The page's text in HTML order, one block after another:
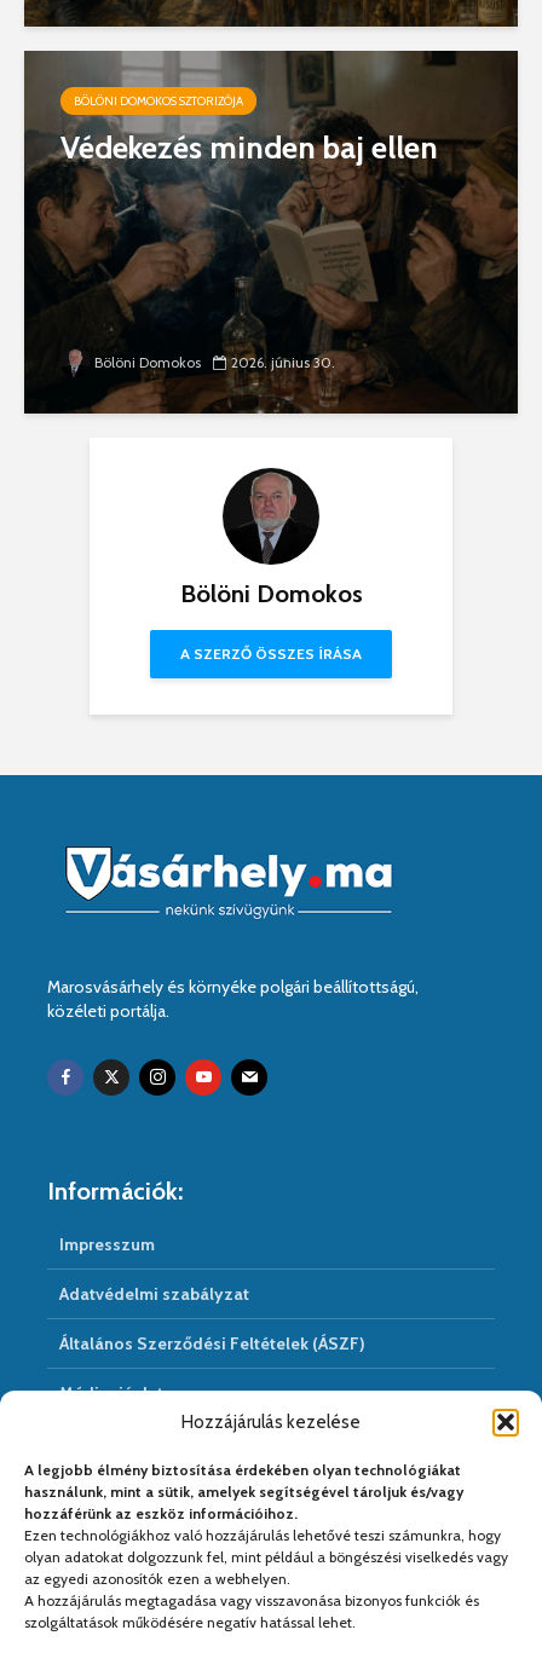
Hozzájárulás kezelése
A legjobb élmény biztosítása érdekében olyan technológiákat
használunk, mint a sütik, amelyek segítségével tároljuk és/vagy
hozzáférünk az eszköz információihoz.
Ezen technológiákhoz való hozzájárulás lehetővé teszi számunkra, hogy
olyan adatokat dolgozzunk fel, mint például a böngészési viselkedés vagy
az egyedi azonosítók ezen a webhelyen.
A hozzájárulás megtagadása vagy visszavonása bizonyos funkciók és
szolgáltatások működésére negatív hatással lehet.
BÖLÖNI DOMOKOS SZTORIZÓJA
Védekezés minden baj ellen
Bölöni Domokos 2026. június 30.
Bölöni Domokos
A SZERZŐ ÖSSZES ÍRÁSA
Marosvásárhely és környéke polgári beállítottságú,
közéleti portálja.
Információk:
Impresszum
Adatvédelmi szabályzat
Általános Szerződési Feltételek (ÁSZF)
Médiaajánlat
Médiapartnereink: